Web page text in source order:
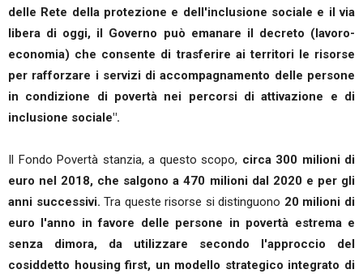
delle Rete della protezione e dell'inclusione sociale e il via
libera di oggi, il Governo può emanare il decreto (lavoro-
economia) che consente di trasferire ai territori le risorse
per rafforzare i servizi di accompagnamento delle persone
in condizione di povertà nei percorsi di attivazione e di
inclusione sociale".
Il Fondo Povertà stanzia, a questo scopo, circa 300 milioni di
euro nel 2018, che salgono a 470 milioni dal 2020 e per gli
anni successivi.Tra queste risorse si distinguono 20 milioni di
euro l'anno in favore delle persone in povertà estrema e
senza dimora, da utilizzare secondo l'approccio del
cosiddetto housing first, un modello strategico integrato di